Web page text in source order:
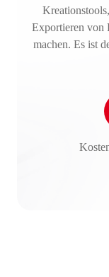
Exportieren von
machen. Es ist